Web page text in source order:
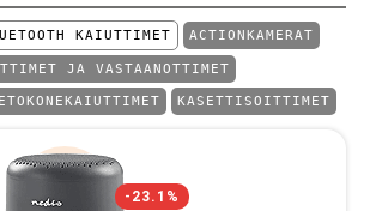
KAIUTTIMET ACTIONKAMERAT
JA VASTAANOTTIMET
KASETTISOITTIMET
-23.1%